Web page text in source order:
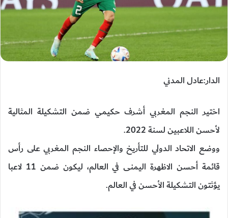
الدار:عادل المدني
اختير النجم المغربي أشرف حكيمي ضمن التشكيلة المثالية
لأحسن اللاعبين لسنة 2022.
ووضع الاتحاد الدولي للتأريخ والإحصاء النجم المغربي على رأس
قائمة أحسن الاظهرة اليمنى في العالم، ليكون ضمن 11 لاعبا
يؤثتون التشكيلة الأحسن في العالم.